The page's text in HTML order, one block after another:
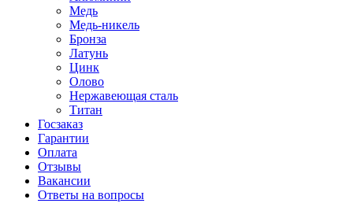
Медь
Медь-никель
Бронза
Латунь
Цинк
Олово
Нержавеющая сталь
Титан
Госзаказ
Гарантии
Оплата
Отзывы
Вакансии
Ответы на вопросы